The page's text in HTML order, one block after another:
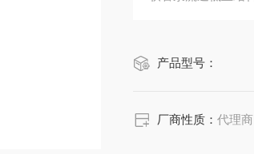
产品型号：
厂商性质：代理商